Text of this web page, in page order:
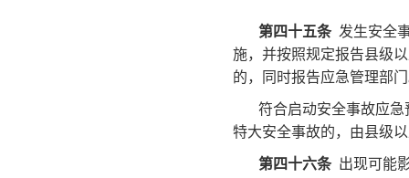
第四十五条发生安全
施，并按照规定报告县级
的，同时报告应急管理部
符合启动安全事故应
特大安全事故的，由县级
第四十六条出现可能